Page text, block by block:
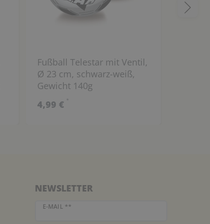
Fußball Telestar mit Ventil,
Ø 23 cm, schwarz-weiß,
Gewicht 140g
4,99 € *
NEWSLETTER
E-MAIL **
Newsletter Honig